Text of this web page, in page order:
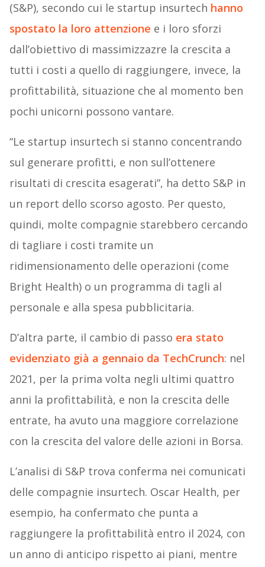
(S&P), secondo cui le startup insurtech hanno
spostato la loro attenzione e i loro sforzi
dall’obiettivo di massimizzazre la crescita a
tutti i costi a quello di raggiungere, invece, la
profittabilità, situazione che al momento ben
pochi unicorni possono vantare.
“Le startup insurtech si stanno concentrando
sul generare profitti, e non sull’ottenere
risultati di crescita esagerati”, ha detto S&P in
un report dello scorso agosto. Per questo,
quindi, molte compagnie starebbero cercando
di tagliare i costi tramite un
ridimensionamento delle operazioni (come
Bright Health) o un programma di tagli al
personale e alla spesa pubblicitaria.
D’altra parte, il cambio di passo era stato
evidenziato già a gennaio da TechCrunch: nel
2021, per la prima volta negli ultimi quattro
anni la profittabilità, e non la crescita delle
entrate, ha avuto una maggiore correlazione
con la crescita del valore delle azioni in Borsa.
L’analisi di S&P trova conferma nei comunicati
delle compagnie insurtech. Oscar Health, per
esempio, ha confermato che punta a
raggiungere la profittabilità entro il 2024, con
un anno di anticipo rispetto ai piani, mentre